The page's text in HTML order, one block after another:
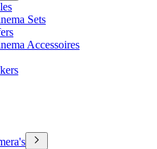
Sets
Accessoires